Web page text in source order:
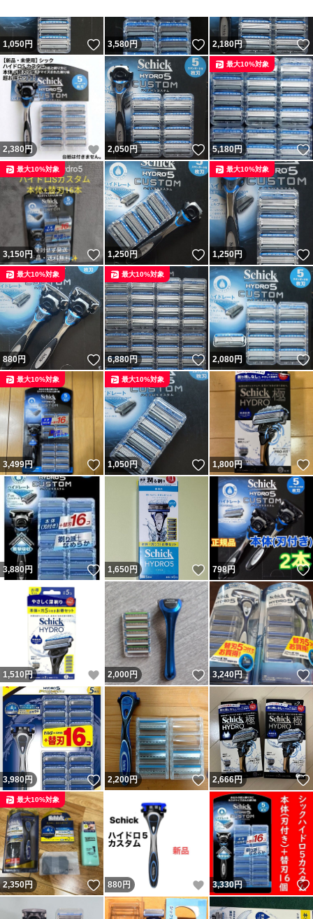
1,050円 いいね！
3,580円 いいね！
2,180円
2,380円 いいね！
2,050円 いいね！
5,180円
最大10%対象
3,150円 いいね！
最大10%対象
1,250円 いいね！
1,250円
最大10%対象
880円 いいね！
最大10%対象
6,880円 いいね！
最大10%対象
2,080円
3,499円 いいね！
最大10%対象
1,050円 いいね！
最大10%対象
1,800円
3,880円 いいね！
1,650円 いいね！
798円
1,510 円 いいね！
2,000円 いいね！
3,240円
3,980円 いいね！
2,200円 いいね！
2,666円
2,350円 いいね！
最大10%対象
880 円 いいね！
3,330円